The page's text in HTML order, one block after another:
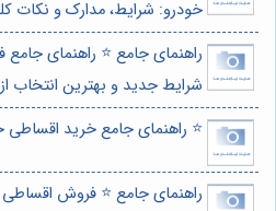
خودرو: شرایط، مدارک و نکات
راهنمای جامع ⭐️ راهنمای
شرایط جدید و بهترین انتخاب
⭐️ راهنمای جامع خرید اقساطی
راهنمای جامع ⭐️ فروش